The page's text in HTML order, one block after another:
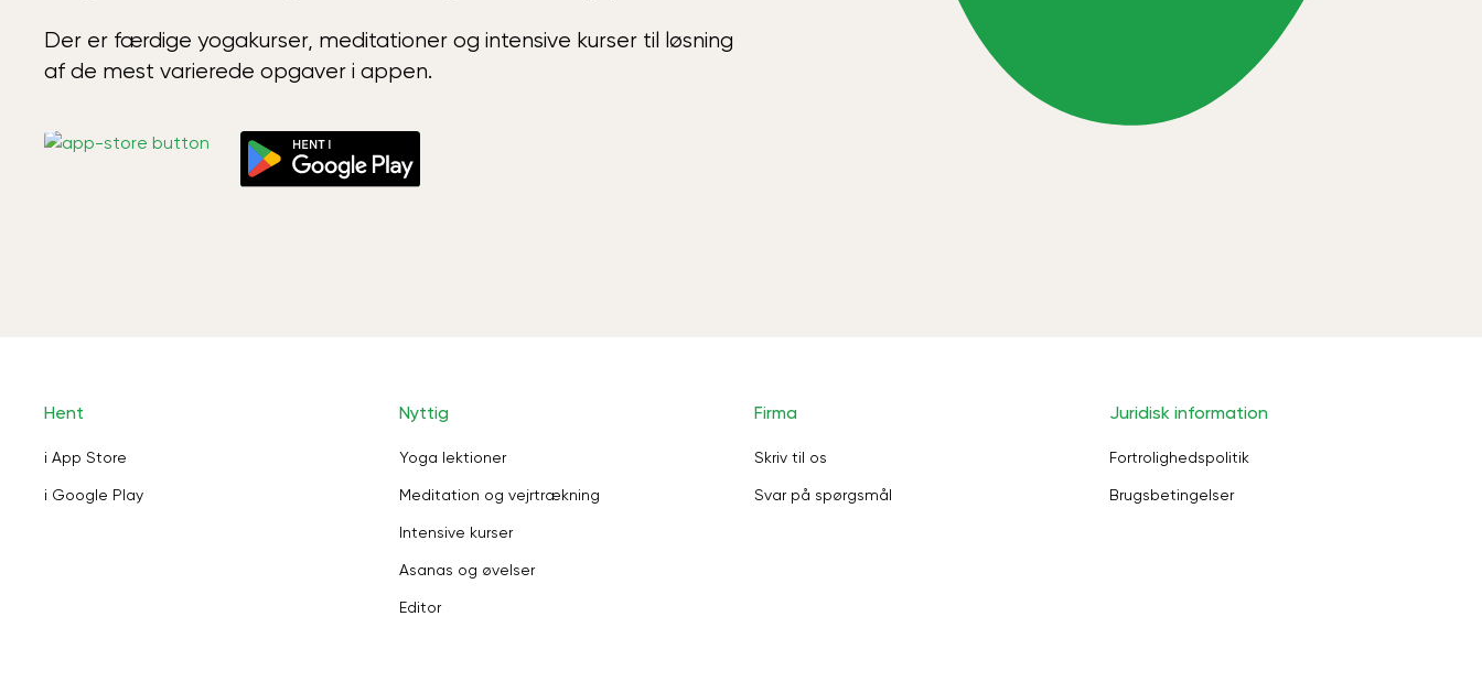
Der er færdige yogakurser, meditationer og intensive kurser til løsning
af de mest varierede opgaver i appen.
Hent
i App Store
i Google Play
Nyttig
Yoga lektioner
Meditation og vejrtrækning
Intensive kurser
Asanas og øvelser
Editor
Firma
Skriv til os
Svar på spørgsmål
Juridisk information
Fortrolighedspolitik
Brugsbetingelser